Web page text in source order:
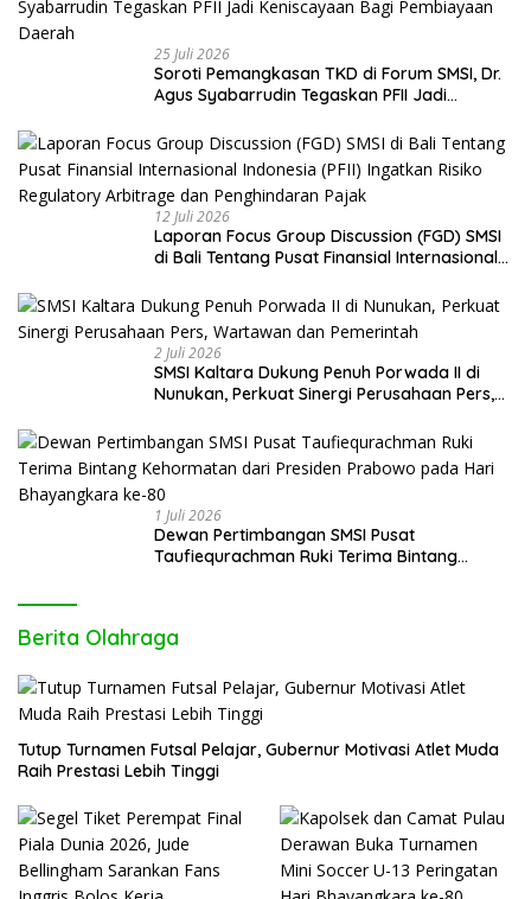
25 Juli 2026
Soroti Pemangkasan TKD di Forum SMSI, Dr.
Agus Syabarrudin Tegaskan PFII Jadi
12 Juli 2026
Laporan Focus Group Discussion (FGD) SMSI
di Bali Tentang Pusat Finansial Internasional
Arbitrage dan Penghindaran Pajak
2 Juli 2026
SMSI Kaltara Dukung Penuh Porwada II di
Nunukan, Perkuat Sinergi Perusahaan Pers,
1 Juli 2026
Dewan Pertimbangan SMSI Pusat
Taufiequrachman Ruki Terima Bintang
Berita Olahraga
Tutup Turnamen Futsal Pelajar, Gubernur Motivasi Atlet Muda
Raih Prestasi Lebih Tinggi